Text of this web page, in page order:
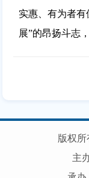
实惠、有为者有
展”的昂扬斗志
版权
主